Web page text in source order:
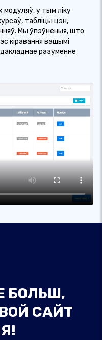
модуляў, у тым ліку
табліцы цэн,
Мы ўпэўненыя, што
кіравання вашымі
разуменне
БОЛЬШ,
САЙТ